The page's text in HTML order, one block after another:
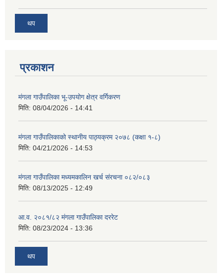
थप
प्रकाशन
मंगला गाउँपालिका भू-उपयोग क्षेत्र वर्गिकरण
मिति: 08/04/2026 - 14:41
मंगला गाउँपालिकाको स्थानीय पाठ्यक्रम २०७८ (कक्षा १-८)
मिति: 04/21/2026 - 14:53
मंगला गाउँपालिका मध्यमकालिन खर्च संरचना ०८२/०८३
मिति: 08/13/2025 - 12:49
आ.व. २०८१/८२ मंगला गाउँपालिका दररेट
मिति: 08/23/2024 - 13:36
थप